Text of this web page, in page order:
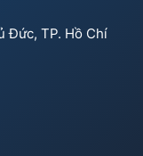
Đức, TP. Hồ Chí